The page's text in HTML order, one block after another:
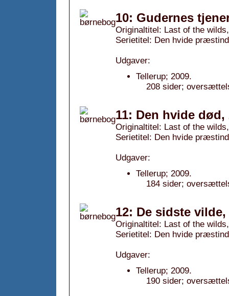
10: Gudernes
Originaltitel: Last of the
Serietitel: Den hvide
Udgaver:
Tellerup; 2009.
208 sider;
11: Den hvide død,
Originaltitel: Last of the
Serietitel: Den hvide
Udgaver:
Tellerup; 2009.
184 sider;
12: De sidste vilde,
Originaltitel: Last of the
Serietitel: Den hvide
Udgaver:
Tellerup; 2009.
190 sider;